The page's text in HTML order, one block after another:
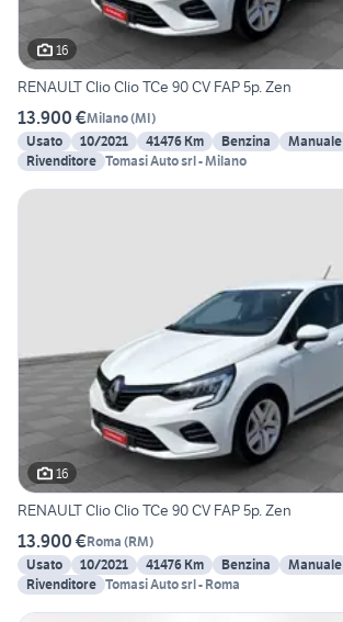
16
RENAULT Clio Clio TCe 90 CV FAP 5p. Zen
13.900 €Milano(MI)
Usato
10/2021 41476 Km Benzina Manuale
Rivenditore Tomasi Auto srl - Milano
16
RENAULT Clio Clio TCe 90 CV FAP 5p. Zen
13.900 €Roma (RM)
Usato
10/2021 41476 Km Benzina Manuale
Rivenditore Tomasi Auto srl - Roma